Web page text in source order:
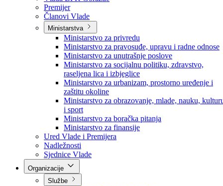
Vlada
Vlada BPK Goražde
Premijer
Članovi Vlade
Ministarstva
Ministarstvo za privredu
Ministarstvo za pravosuđe, upravu i radne odnose
Ministarstvo za unutrašnje poslove
Ministarstvo za socijalnu politiku, zdravstvo,
raseljena lica i izbjeglice
Ministarstvo za urbanizam, prostorno uređenje i
zaštitu okoline
Ministarstvo za obrazovanje, mlade, nauku,
i sport
Ministarstvo za boračka pitanja
Ministarstvo za finansije
Ured Vlade i Premijera
Nadležnosti
Sjednice Vlade